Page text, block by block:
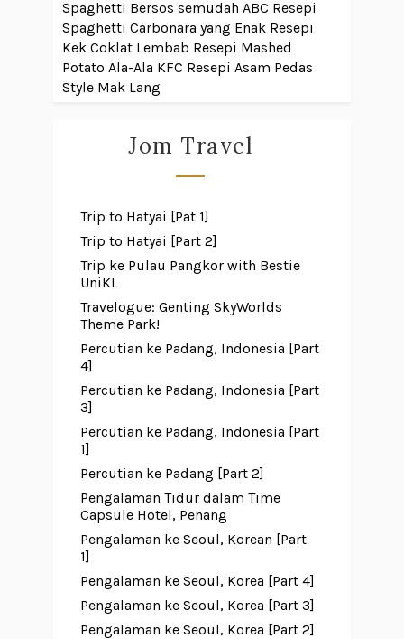
Spaghetti Bersos semudah ABC Resepi
Spaghetti Carbonara yang Enak Resepi
Kek Coklat Lembab Resepi Mashed
Potato Ala-Ala KFC Resepi Asam Pedas
Style Mak Lang
Jom Travel
Trip to Hatyai [Pat 1]
Trip to Hatyai [Part 2]
Trip ke Pulau Pangkor with Bestie
UniKL
Travelogue: Genting SkyWorlds
Theme Park!
Percutian ke Padang, Indonesia [Part
4]
Percutian ke Padang, Indonesia [Part
3]
Percutian ke Padang, Indonesia [Part
1]
Percutian ke Padang [Part 2]
Pengalaman Tidur dalam Time
Capsule Hotel, Penang
Pengalaman ke Seoul, Korean [Part
1]
Pengalaman ke Seoul, Korea [Part 4]
Pengalaman ke Seoul, Korea [Part 3]
Pengalaman ke Seoul, Korea [Part 2]